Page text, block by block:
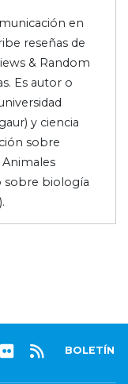
en
reseñas de
& Random
Es autor o
y ciencia
sobre
sobre biología
BOLETÍN